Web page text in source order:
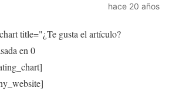
hace 20 años
title="¿Te gusta el artículo?
en 0